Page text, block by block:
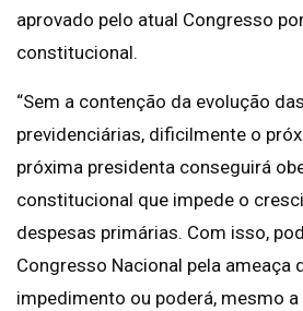
aprovado pelo atual Congresso
constitucional.
“Sem a contenção da evolução
previdenciárias, dificilmente o
próxima presidenta conseguirá
constitucional que impede o
despesas primárias. Com isso,
Congresso Nacional pela ameaça
impedimento ou poderá, mesmo